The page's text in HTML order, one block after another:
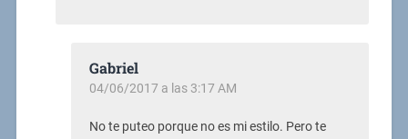
Gabriel
04/06/2017 a las 3:17 AM
No te puteo porque no es mi estilo. Pero te